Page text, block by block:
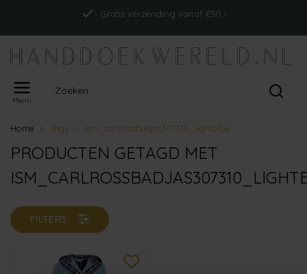
Gratis verzending vanaf €50,-
Menu
Home Tags ism_carlrossbadjas307310_lightblue
PRODUCTEN GETAGD MET
FILTERS